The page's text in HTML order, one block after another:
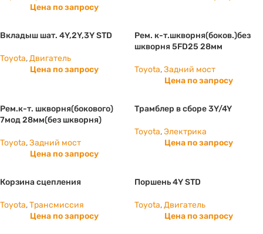
Цена по запросу
Вкладыш шат. 4Y,2Y,3Y STD
Toyota,Двигатель
Цена по запросу
Рем. к-т.шкворня(боков.)без
шкворня 5FD25 28мм
Toyota,Задний мост
Цена по запросу
Рем.к-т. шкворня(бокового)
7мод 28мм(без шкворня)
Toyota,Задний мост
Цена по запросу
Трамблер в сборе 3Y/4Y
Toyota,Электрика
Цена по запросу
Корзина сцепления
Toyota,Трансмиссия
Цена по запросу
Поршень 4Y STD
Toyota,Двигатель
Цена по запросу